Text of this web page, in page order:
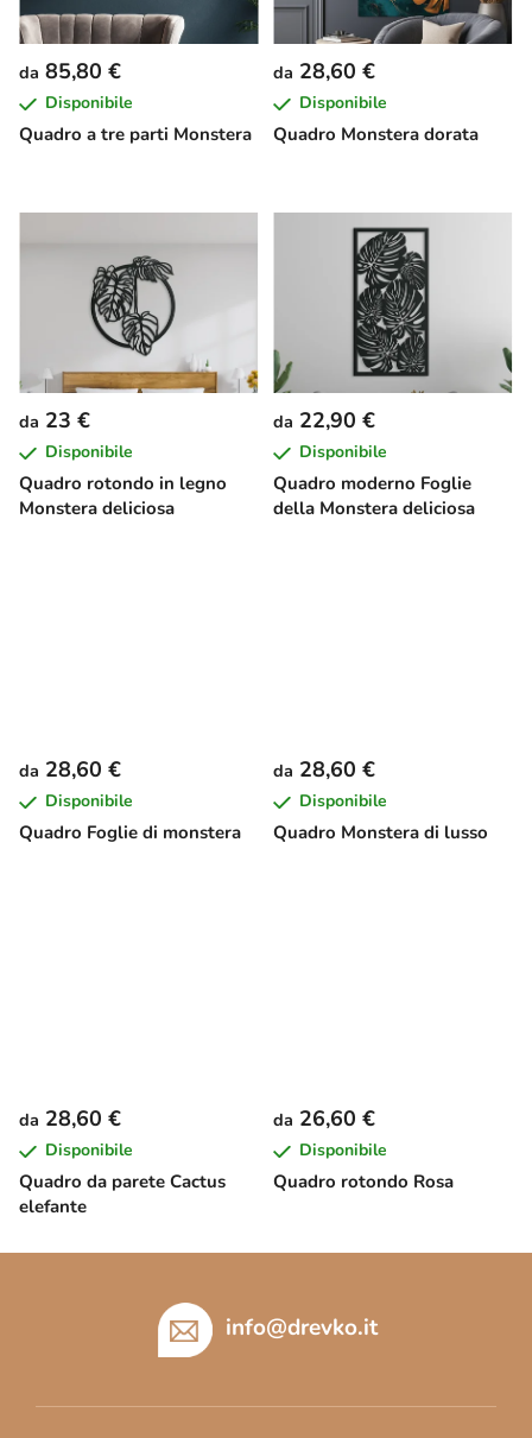
Quadro a tre parti Monstera
da 85,80 €
Disponibile
Quadro Monstera dorata
da 28,60 €
Disponibile
Quadro rotondo in legno
Monstera deliciosa
da 23 €
Disponibile
Quadro moderno Foglie
della Monstera deliciosa
da 22,90 €
Disponibile
Quadro Foglie di monstera
da 28,60 €
Disponibile
Quadro Monstera di lusso
da 28,60 €
Disponibile
Quadro da parete Cactus
elefante
da 28,60 €
Disponibile
Quadro rotondo Rosa
da 26,60 €
Disponibile
info@drevko.it